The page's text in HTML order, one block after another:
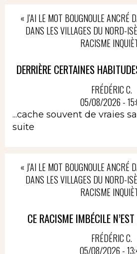
« J’AI LE MOT BOUGNOULE ANCRÉ
DANS LES VILLAGES DU NORD-
RACISME
DERRIÈRE CERTAINES
FRÉDÉRIC C.
05/08/2026 -
...cache souvent de vraies
suite
« J’AI LE MOT BOUGNOULE ANCRÉ
DANS LES VILLAGES DU NORD-
RACISME
CE RACISME IMBÉCILE
FRÉDÉRIC C.
05/08/2026 -